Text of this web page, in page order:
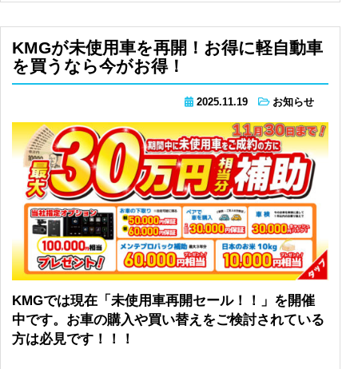
KMGが未使用車を再開！お得に軽自動車
を買うなら今がお得！
2025.11.19 お知らせ
KMGでは現在「未使用車再開セール！！」を開催
中です。お車の購入や買い替えをご検討されている
方は必見です！！！